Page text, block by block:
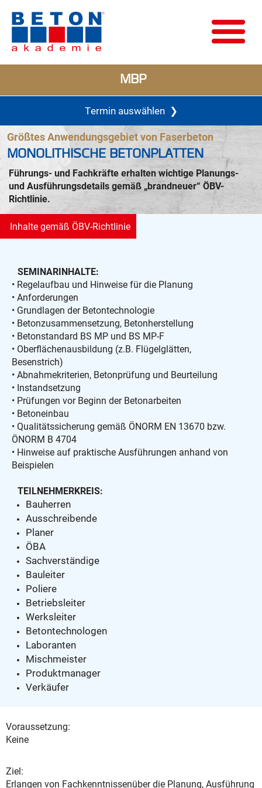
Voraussetzung:
Keine
Ziel:
Erlangen von Fachkenntnissenüber die Planung, Ausführung
Größtes Anwendungsgebiet von Faserbeton
MONOLITHISCHE BETONPLATTEN
Führungs- und Fachkräfte erhalten wichtige Planungs-
und Ausführungsdetails gemäß „brandneuer“ ÖBV-
Richtlinie.
MBP
Termin auswählen❯
Inhalte gemäß ÖBV-Richtlinie
SEMINARINHALTE:
• Regelaufbau und Hinweise für die Planung
• Anforderungen
• Grundlagen der Betontechnologie
• Betonzusammensetzung, Betonherstellung
• Betonstandard BS MP und BS MP-F
• Oberflächenausbildung (z.B. Flügelglätten,
Besenstrich)
• Abnahmekriterien, Betonprüfung und Beurteilung
• Instandsetzung
• Prüfungen vor Beginn der Betonarbeiten
• Betoneinbau
• Qualitätssicherung gemäß ÖNORM EN 13670 bzw.
ÖNORM B 4704
• Hinweise auf praktische Ausführungen anhand von
Beispielen
TEILNEHMERKREIS:
Bauherren
Ausschreibende
Planer
ÖBA
Sachverständige
Bauleiter
Poliere
Betriebsleiter
Werksleiter
Betontechnologen
Laboranten
Mischmeister
Produktmanager
Verkäufer